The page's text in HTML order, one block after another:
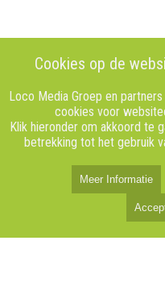
Cookies op de
Loco Media Groep en
cookies voor
Klik hieronder om akkoord te
betrekking tot het gebruik
Meer Informatie